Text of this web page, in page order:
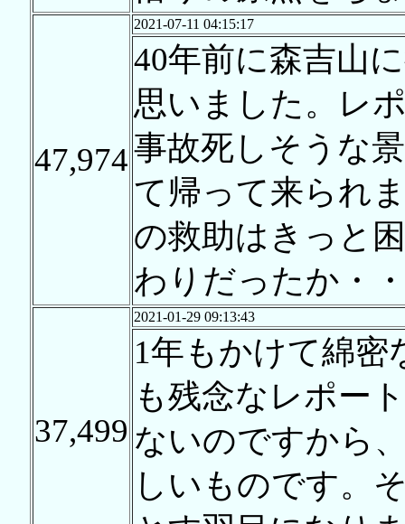
47,974
2021-07-11 04:15:17
40年前に森吉山
思いました。レ
事故死しそうな
て帰って来られ
の救助はきっと
わりだったか・
37,499
2021-01-29 09:13:43
1年もかけて綿密
も残念なレポー
ないのですから
しいものです。